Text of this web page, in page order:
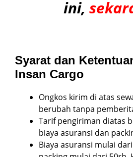
ini,
Syarat dan
Insan Cargo
Ongkos kirim di atas
berubah tanpa
Tarif pengiriman diatas
biaya asuransi dan
Biaya asuransi mulai